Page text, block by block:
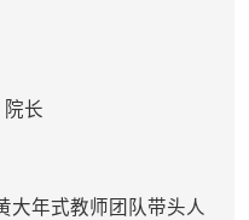
院长
大年式教师团队带头人